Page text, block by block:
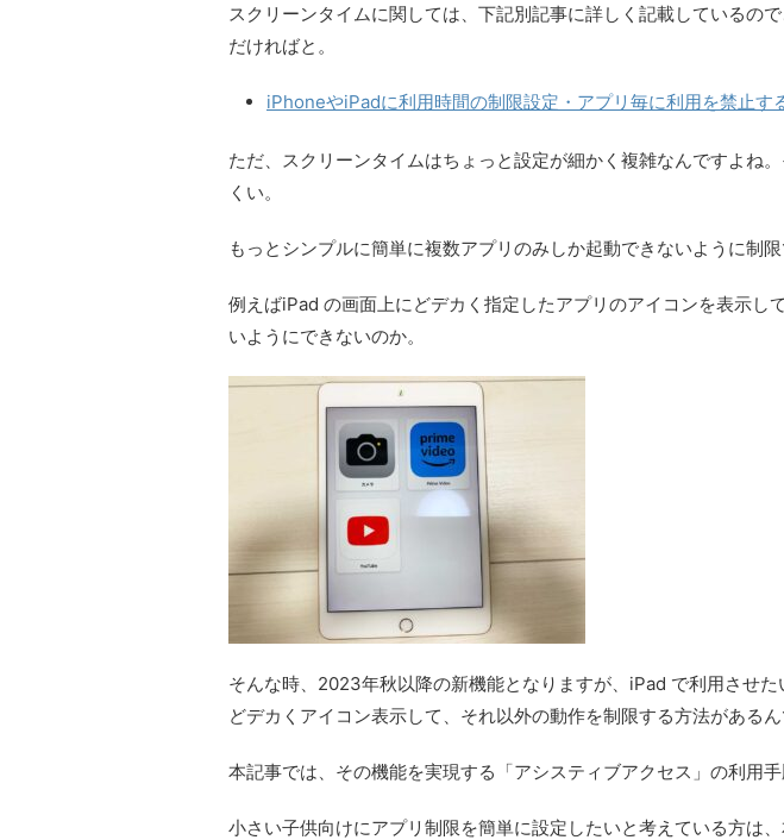
スクリーンタイムに関しては、下記別記事に詳しく記載しているの
だければと。
iPhoneやiPadに利用時間の制限設定・アプリ毎に利用を禁止す
ただ、スクリーンタイムはちょっと設定が細かく複雑なんですよね
くい。
もっとシンプルに簡単に複数アプリのみしか起動できないように制
例えばiPad の画面上にどデカく指定したアプリのアイコンを表示し
いようにできないのか。
そんな時、2023年秋以降の新機能となりますが、iPad で利用させ
どデカくアイコン表示して、それ以外の動作を制限する方法があるん
本記事では、その機能を実現する「アシスティブアクセス」の利用手
小さい子供向けにアプリ制限を簡単に設定したいと考えている方は